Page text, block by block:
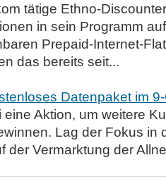
tätige Ethno-
in sein Programm
Prepaid-Internet-
das bereits seit...
Datenpaket im
eine Aktion, um weitere
Lag der Fokus in
der Vermarktung der